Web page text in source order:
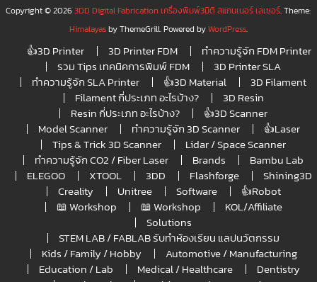
Copyright © 20263DD Digital Fabrication เครื่องพิมพ์3มิติ สแกนเนอร์ เลเซอร์. Theme:
Himalayasby ThemeGrill. Powered byWordPress.
👍3D Printer 3D Printer FDM
ทำความรู้จัก FDM Printer
รวม Tips เทคนิคการพิมพ์ FDM
3D Printer SLA
ทำความรู้จัก SLA Printer
👍3D Material
3D Filament
Filament กี่ประเภท อะไรบ้าง?
3D Resin
Resin กี่ประเภท อะไรบ้าง?
👍3D Scanner
Model Scanner
ทำความรู้จัก 3D Scanner
👍Laser
Tips & Trick 3D Scanner
Lidar / Space Scanner
ทำความรู้จัก CO2 / Fiber Laser
Brands
Bambu Lab
ELEGOO
XTOOL 3DD Flashforge
Shining3D
Creality
Unitree Software
👍Robot
📖 Workshop
📖 Workshop
KOL/Affiliate
Solutions
STEM LAB / FABLAB รับทำห้องเรียน แลปนวัตกรรม
Kids / Family / Hobby
Automotive / Manufacturing
Education / Lab
Medical / Healthcare
Dentistry